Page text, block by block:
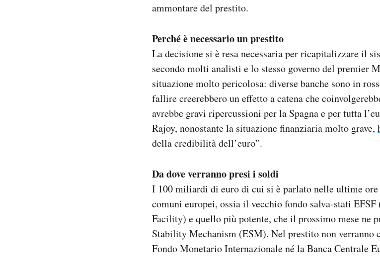
ammontare del prestito.
Perché è necessario un prestito
La decisione si è resa necessaria per ricapitalizzare il
secondo molti analisti e lo stesso governo del premier
situazione molto pericolosa: diverse banche sono in
fallire creerebbero un effetto a catena che
avrebbe gravi ripercussioni per la Spagna e per tutta
Rajoy, nonostante la situazione finanziaria molto grave,
della credibilità dell’euro”.
Da dove verranno presi i soldi
I 100 miliardi di euro di cui si è parlato nelle ultime ore
comuni europei, ossia il vecchio fondo salva-stati
Facility) e quello più potente, che il prossimo mese ne
Stability Mechanism (ESM). Nel prestito non verranno
Fondo Monetario Internazionale né la Banca Centrale